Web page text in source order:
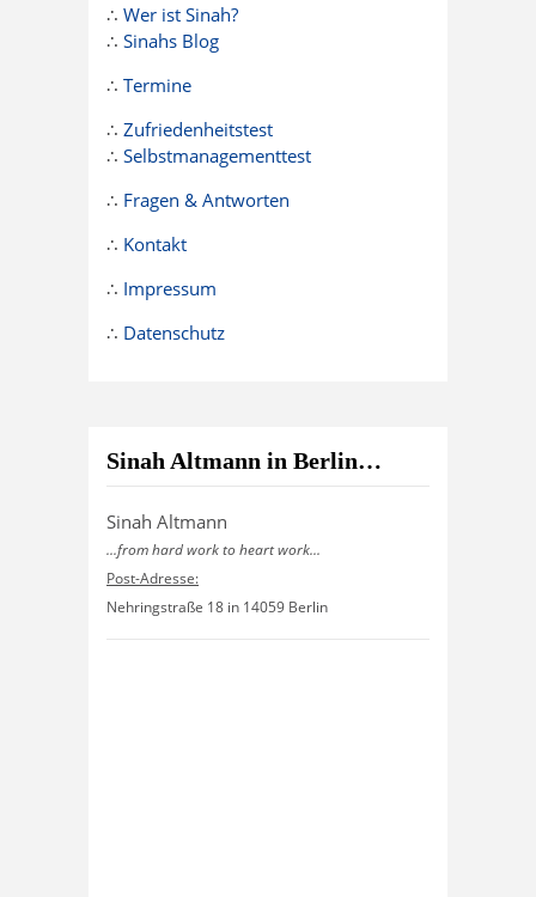
∴ Wer ist Sinah?
∴ Sinahs Blog
∴ Termine
∴ Zufriedenheitstest
∴ Selbstmanagementtest
∴ Fragen & Antworten
∴ Kontakt
∴ Impressum
∴ Datenschutz
Sinah Altmann in Berlin…
Sinah Altmann
...from hard work to heart work...
Post-Adresse:
Nehringstraße 18 in 14059 Berlin